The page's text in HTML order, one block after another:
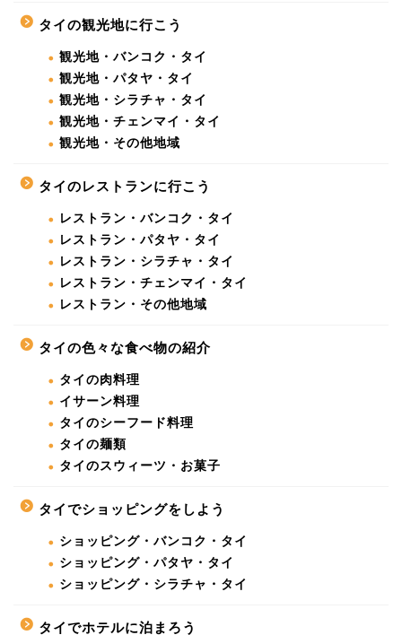
タイの観光地に行こう
観光地・バンコク・タイ
観光地・パタヤ・タイ
観光地・シラチャ・タイ
観光地・チェンマイ・タイ
観光地・その他地域
タイのレストランに行こう
レストラン・バンコク・タイ
レストラン・パタヤ・タイ
レストラン・シラチャ・タイ
レストラン・チェンマイ・タイ
レストラン・その他地域
タイの色々な食べ物の紹介
タイの肉料理
イサーン料理
タイのシーフード料理
タイの麺類
タイのスウィーツ・お菓子
タイでショッピングをしよう
ショッピング・バンコク・タイ
ショッピング・パタヤ・タイ
ショッピング・シラチャ・タイ
タイでホテルに泊まろう